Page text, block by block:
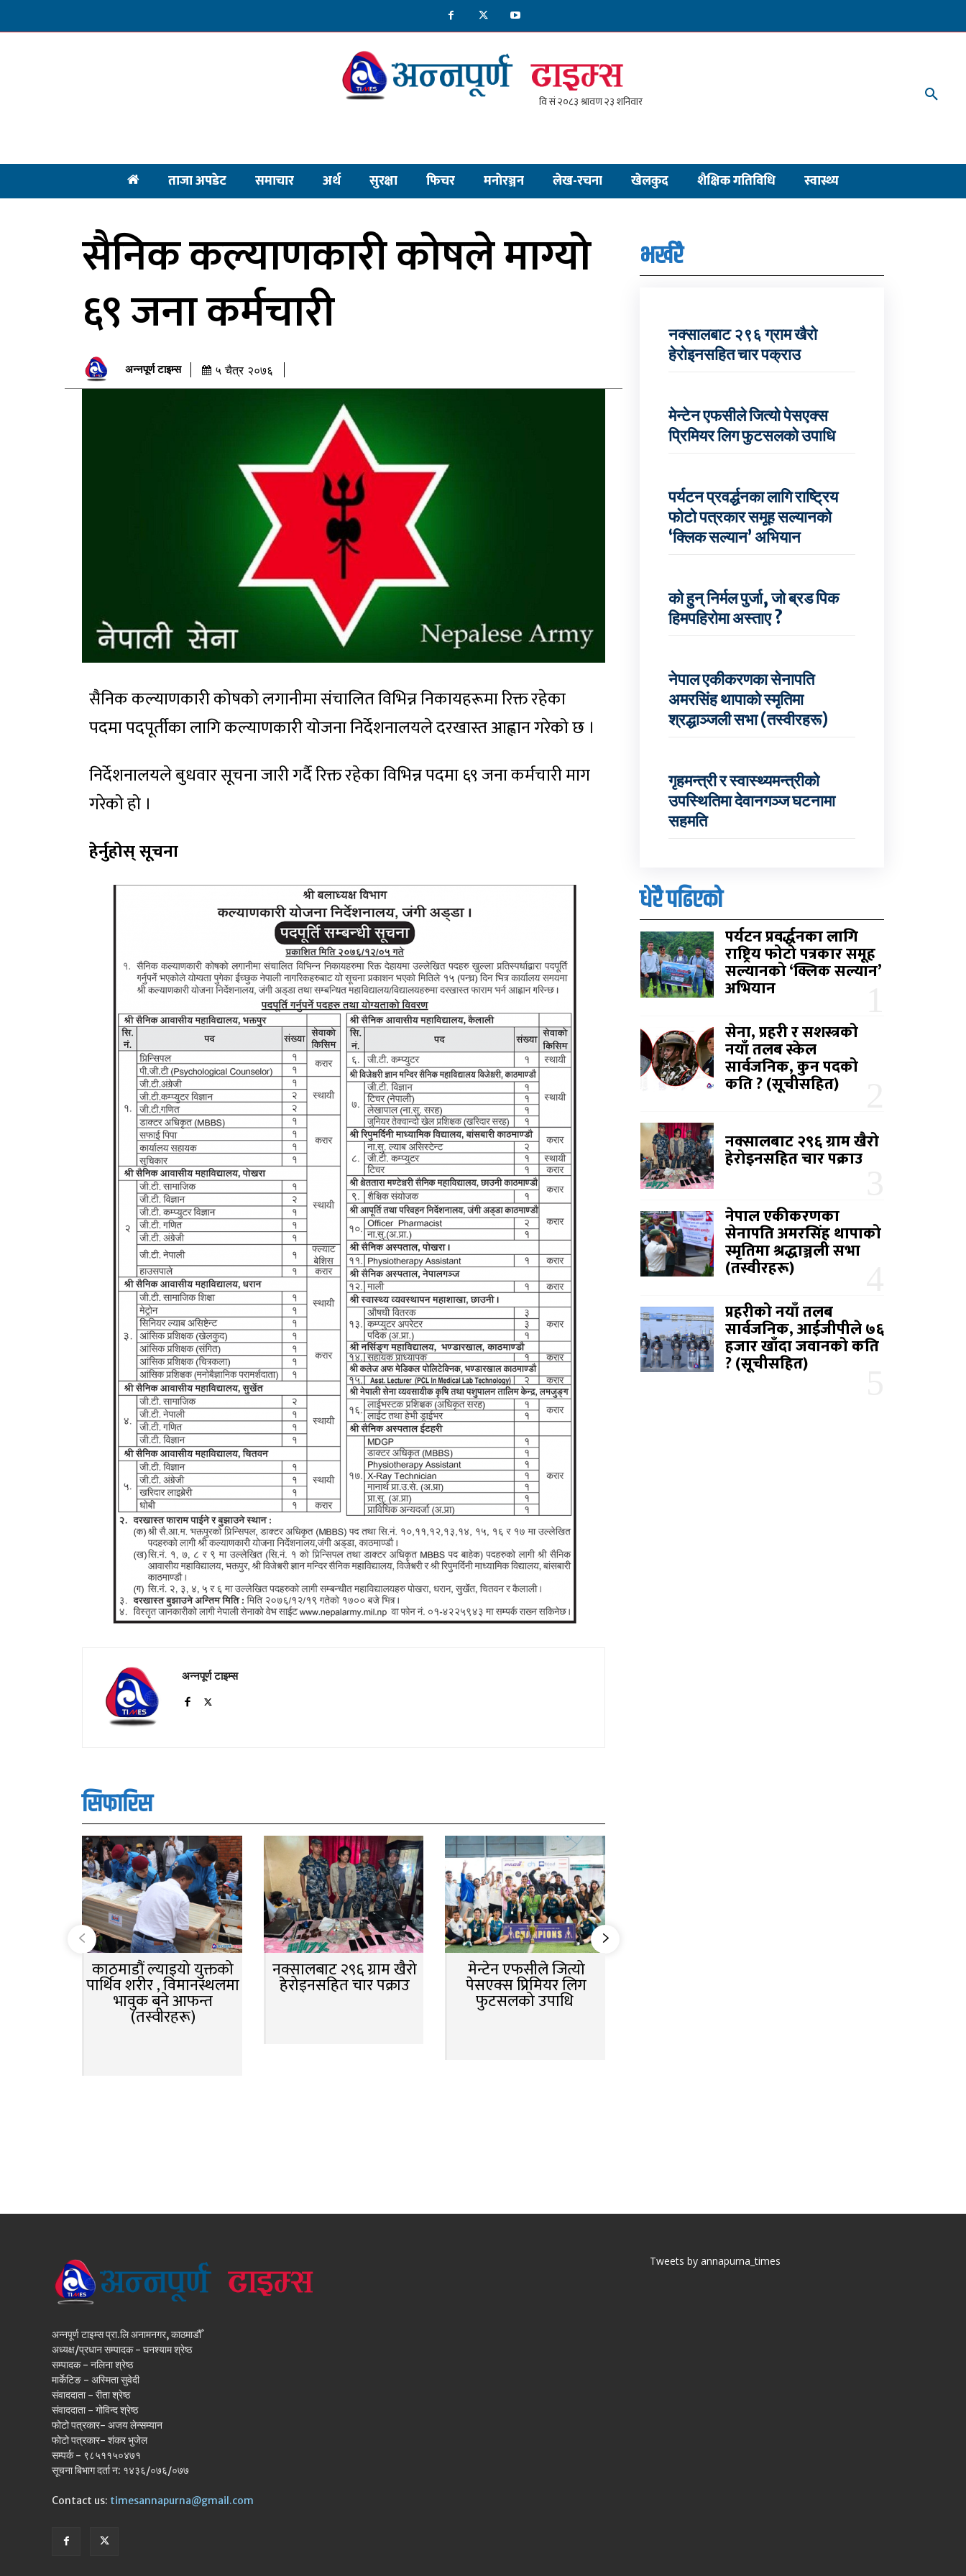
ताजा अपडेट समाचार अर्थ सुरक्षा फिचर मनाेरञ्जन लेख-रचना खेलकुद शैक्षिक गतिविधि स्वास्थ्य
सैनिक कल्याणकारी कोषले माग्यो
६९ जना कर्मचारी
अन्नपूर्ण टाइम्स ५ चैत्र २०७६
सैनिक कल्याणकारी कोषको लगानीमा संचालित विभिन्न निकायहरूमा रिक्त रहेका
पदमा पदपूर्तीका लागि कल्याणकारी योजना निर्देशनालयले दरखास्त आह्वान गरेको छ ।
निर्देशनालयले बुधवार सूचना जारी गर्दै रिक्त रहेका विभिन्न पदमा ६९ जना कर्मचारी माग
गरेको हो ।
हेर्नुहोस् सूचना
अन्नपूर्ण टाइम्स
सिफारिस
काठमाडौं ल्याइयो युक्तको
पार्थिव शरीर , विमानस्थलमा
भावुक बने आफन्त
(तस्वीरहरू)
नक्सालबाट २९६ ग्राम खैरो
हेरोइनसहित चार पक्राउ
मेन्टेन एफसीले जित्यो
पेसएक्स प्रिमियर लिग
फुटसलको उपाधि
भर्खरै
नक्सालबाट २९६ ग्राम खैरो
हेरोइनसहित चार पक्राउ
मेन्टेन एफसीले जित्यो पेसएक्स
प्रिमियर लिग फुटसलको उपाधि
पर्यटन प्रवर्द्धनका लागि राष्ट्रिय
फोटो पत्रकार समूह सल्यानको
‘क्लिक सल्यान’ अभियान
को हुन् निर्मल पुर्जा, जो ब्रड पिक
हिमपहिरोमा अस्ताए ?
नेपाल एकीकरणका सेनापति
अमरसिंह थापाको स्मृतिमा
श्रद्धाञ्जली सभा (तस्वीरहरू)
गृहमन्त्री र स्वास्थ्यमन्त्रीको
उपस्थितिमा देवानगञ्ज घटनामा
सहमति
धेरै पढिएको
पर्यटन प्रवर्द्धनका लागि
राष्ट्रिय फोटो पत्रकार समूह
सल्यानको ‘क्लिक सल्यान’
अभियान
सेना, प्रहरी र सशस्त्रको
नयाँ तलब स्केल
सार्वजनिक, कुन पदको
कति ? (सूचीसहित)
नक्सालबाट २९६ ग्राम खैरो
हेरोइनसहित चार पक्राउ
नेपाल एकीकरणका
सेनापति अमरसिंह थापाको
स्मृतिमा श्रद्धाञ्जली सभा
(तस्वीरहरू)
प्रहरीको नयाँ तलब
सार्वजनिक, आईजीपीले ७६
हजार खाँदा जवानको कति
? (सूचीसहित)
अन्नपूर्ण टाइम्स प्रा.लि अनामनगर, काठमाडौँ
अध्यक्ष/प्रधान सम्पादक - घनश्याम श्रेष्ठ
सम्पादक - नलिना श्रेष्ठ
मार्केटिङ - अस्मिता सुवेदी
संवाददाता - रीता श्रेष्ठ
संवाददाता - गोविन्द श्रेष्ठ
फोटो पत्रकार- अजय लेन्सम्यान
फोटो पत्रकार- शंकर भुजेल
सम्पर्क - ९८५११५०४७१
सूचना बिभाग दर्ता न: १४३६/०७६/०७७
Contact us: timesannapurna@gmail.com
Tweets by annapurna_times